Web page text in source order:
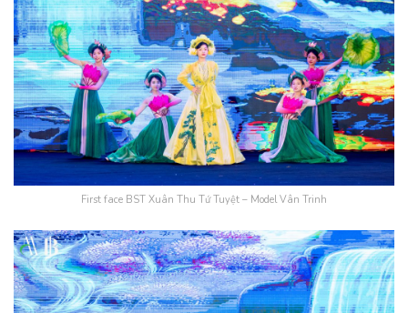
First face BST Xuân Thu Tứ Tuyệt – Model Vân Trinh